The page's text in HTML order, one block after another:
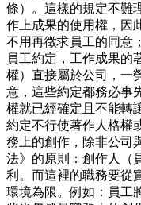
條）。這樣的規定不難
作上成果的使用權，因
不用再徵求員工的同意
員工約定，工作成果的
權）直接屬於公司，一
意，這些約定都務必事
權就已經確定且不能轉
約定不行使著作人格權
務上的創作，除非公司
法》的原則：創作人（
利。而這裡的職務要從
環境為限。例如：員工